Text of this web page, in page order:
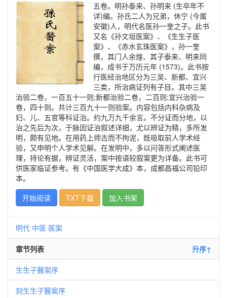
五卷。明孙泰来、孙明来 (生卒年不
详)编。孙氏二人为兄弟，休宁 (今属
安徽)人，明代名医孙一奎之子。此书
又名《孙文垣医案》、《生生子医
案》、《赤水玄珠医案》，孙一奎
撰，其门人余煌、其子泰来、明来同
编，成书于万历元年 (1573)。此书按
行医经治地区分为三吴、新都、宜兴
三类，所治病证列有子目。其中三吴
治验二卷，一百五十一则;新都治验二卷，二百则;宜兴治验一
卷，四十则。共计三百九十一则验案。内容包括内科杂病及
妇、儿、五官等科证治。约九万九千余言。不分证而分地，以
治之先后为次，于脉因证治叙述详细，尤以辨证为精，多所发
明，颇有见地。在用药上师古而不拘泥，既吸取前人学术经
验，又申明个人学术见解。在发明中，多以问答形式阐述医
理，持论有据，辨证灵活，案中按语较叙案更为详备。此书可
供医家临证参考。有《中国医学大成》本，成都昌福公司铅印
本。
开始阅读
TXT下载 加入书架
明代 中医 医案
章节列表 升序↑
生生子醫案序
刻生生子醫案序